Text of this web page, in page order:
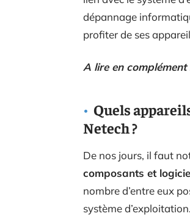
dépannage
profiter de ses
A lire en complément
Quels
Netech ?
De nos jours, il faut
composants et
nombre d’entre eux
système